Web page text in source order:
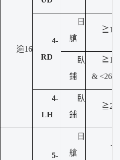
逾16
4-
RD
日
艙
臥
鋪
& <265
4-
LH
臥
鋪
5-
日
艙
-